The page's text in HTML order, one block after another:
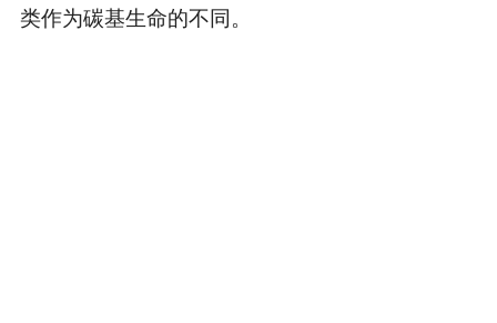
类作为碳基生命的不同。